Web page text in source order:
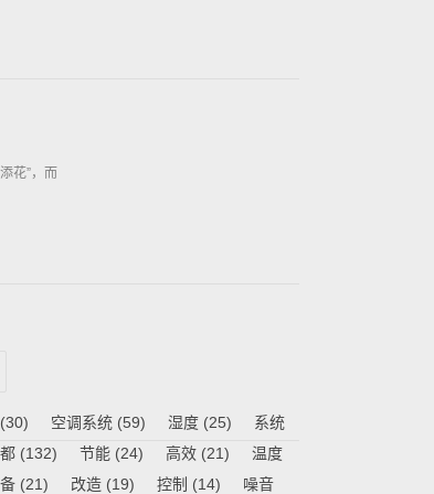
花”，而
(30) 空调系统 (59) 湿度 (25)
系统
(132) 节能 (24) 高效 (21)
温度
(21) 改造 (19) 控制 (14) 噪音